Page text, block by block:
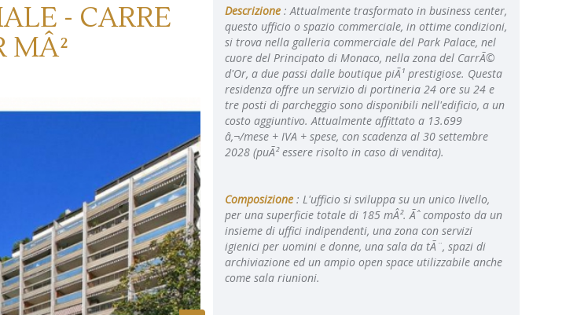
Italiano
- CARRE
MÂ²
Descrizione : Attualmente trasformato in business center,
questo ufficio o spazio commerciale, in ottime condizioni,
si trova nella galleria commerciale del Park Palace, nel
cuore del Principato di Monaco, nella zona del CarrÃ©
d'Or, a due passi dalle boutique piÃ¹ prestigiose. Questa
residenza offre un servizio di portineria 24 ore su 24 e
tre posti di parcheggio sono disponibili nell'edificio, a un
costo aggiuntivo. Attualmente affittato a 13.699
â‚¬/mese + IVA + spese, con scadenza al 30 settembre
2028 (puÃ² essere risolto in caso di vendita).
Composizione : L'ufficio si sviluppa su un unico livello,
per una superficie totale di 185 mÂ². Ãˆ composto da un
insieme di uffici indipendenti, una zona con servizi
igienici per uomini e donne, una sala da tÃ¨, spazi di
archiviazione ed un ampio open space utilizzabile anche
come sala riunioni.